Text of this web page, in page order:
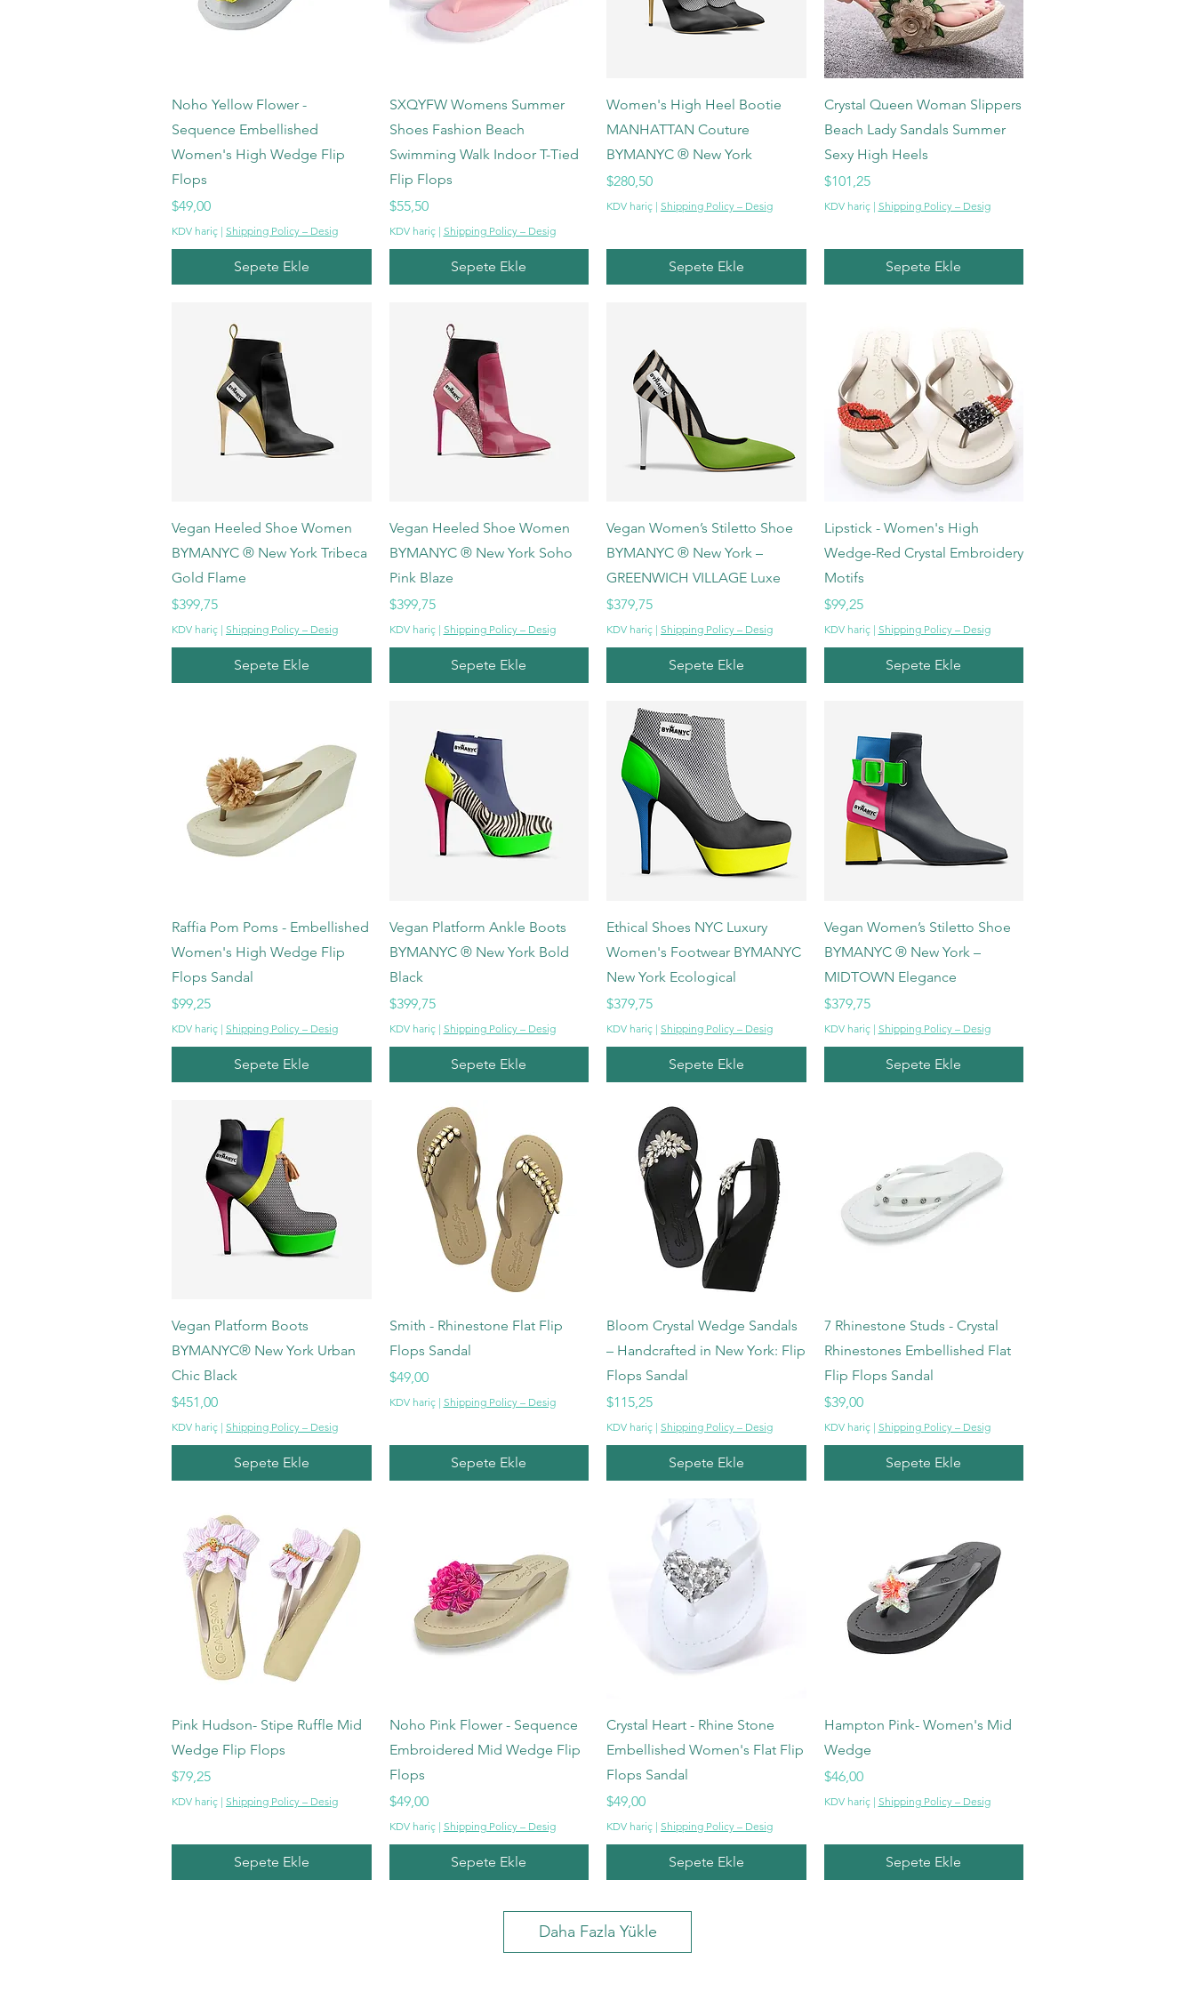
Hızlı Bakış
Noho Yellow Flower -
Sequence Embellished
Women's High Wedge Flip
Flops
Fiyat
$49,00
KDV hariç | Shipping Policy – Desig
Sepete Ekle
Hızlı Bakış
SXQYFW Womens Summer
Shoes Fashion Beach
Swimming Walk Indoor T-Tied
Flip Flops
Fiyat
$55,50
KDV hariç| Shipping Policy – Desig
Sepete Ekle
Hızlı Bakış
Women's High Heel Bootie
MANHATTAN Couture
BYMANYC ® New York
Fiyat
$280,50
KDV hariç | Shipping Policy – Desig
Sepete Ekle
Hızlı Bakış
Crystal Queen Woman Slippers
Beach Lady Sandals Summer
Sexy High Heels
Fiyat
$101,25
KDV hariç| Shipping Policy – Desig
Sepete Ekle
Hızlı Bakış
Vegan Heeled Shoe Women
BYMANYC ® New York Tribeca
Gold Flame
Fiyat
$399,75
KDV hariç | Shipping Policy – Desig
Sepete Ekle
Hızlı Bakış
Vegan Heeled Shoe Women
BYMANYC ® New York Soho
Pink Blaze
Fiyat
$399,75
KDV hariç| Shipping Policy – Desig
Sepete Ekle
Hızlı Bakış
Vegan Women’s Stiletto Shoe
BYMANYC ® New York –
GREENWICH VILLAGE Luxe
Fiyat
$379,75
KDV hariç | Shipping Policy – Desig
Sepete Ekle
Hızlı Bakış
Lipstick - Women's High
Wedge-Red Crystal Embroidery
Motifs
Fiyat
$99,25
KDV hariç| Shipping Policy – Desig
Sepete Ekle
Hızlı Bakış
Raffia Pom Poms - Embellished
Women's High Wedge Flip
Flops Sandal
Fiyat
$99,25
KDV hariç | Shipping Policy – Desig
Sepete Ekle
Hızlı Bakış
Vegan Platform Ankle Boots
BYMANYC ® New York Bold
Black
Fiyat
$399,75
KDV hariç| Shipping Policy – Desig
Sepete Ekle
Hızlı Bakış
Ethical Shoes NYC Luxury
Women's Footwear BYMANYC
New York Ecological
Fiyat
$379,75
KDV hariç | Shipping Policy – Desig
Sepete Ekle
Hızlı Bakış
Vegan Women’s Stiletto Shoe
BYMANYC ® New York –
MIDTOWN Elegance
Fiyat
$379,75
KDV hariç| Shipping Policy – Desig
Sepete Ekle
Hızlı Bakış
Vegan Platform Boots
BYMANYC® New York Urban
Chic Black
Fiyat
$451,00
KDV hariç | Shipping Policy – Desig
Sepete Ekle
Hızlı Bakış
Smith - Rhinestone Flat Flip
Flops Sandal
Fiyat
$49,00
KDV hariç| Shipping Policy – Desig
Sepete Ekle
Hızlı Bakış
Bloom Crystal Wedge Sandals
– Handcrafted in New York: Flip
Flops Sandal
Fiyat
$115,25
KDV hariç | Shipping Policy – Desig
Sepete Ekle
Hızlı Bakış
7 Rhinestone Studs - Crystal
Rhinestones Embellished Flat
Flip Flops Sandal
Fiyat
$39,00
KDV hariç| Shipping Policy – Desig
Sepete Ekle
Hızlı Bakış
Pink Hudson- Stipe Ruffle Mid
Wedge Flip Flops
Fiyat
$79,25
KDV hariç | Shipping Policy – Desig
Sepete Ekle
Hızlı Bakış
Noho Pink Flower - Sequence
Embroidered Mid Wedge Flip
Flops
Fiyat
$49,00
KDV hariç| Shipping Policy – Desig
Sepete Ekle
Hızlı Bakış
Crystal Heart - Rhine Stone
Embellished Women's Flat Flip
Flops Sandal
Fiyat
$49,00
KDV hariç | Shipping Policy – Desig
Sepete Ekle
Hızlı Bakış
Hampton Pink- Women's Mid
Wedge
Fiyat
$46,00
KDV hariç| Shipping Policy – Desig
Sepete Ekle
Daha Fazla Yükle